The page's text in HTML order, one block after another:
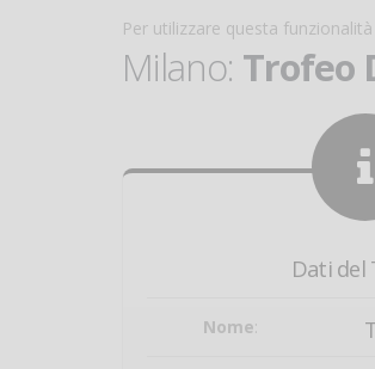
Per utilizzare questa
Milano: Trofeo
Dati del
Nome: